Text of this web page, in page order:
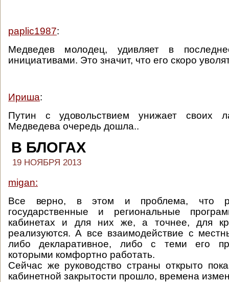
paplic1987:
Медведев молодец, удивляет в
инициативами. Это значит, что его скоро
Ириша:
Путин с удовольствием унижает своих
Медведева очередь дошла..
В БЛОГАХ
19 НОЯБРЯ 2013
migan:
Все верно, в этом и проблема, что
государственные и региональные
кабинетах и для них же, а точнее, для
реализуются. А все взаимодействие с
либо декларативное, либо с теми его
которыми комфортно работать.
Сейчас же руководство страны открыто
кабинетной закрытости прошло, времена